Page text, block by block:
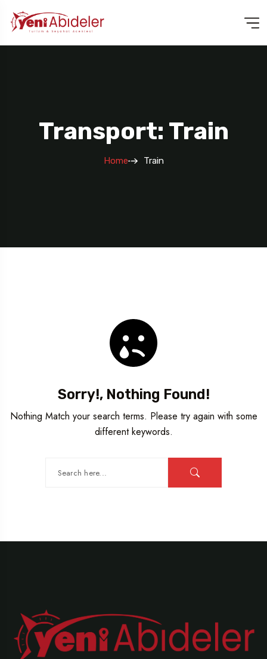
Transport: Train
Home Train
Sorry!, Nothing Found!
Nothing Match your search terms. Please try again with some
different keywords.